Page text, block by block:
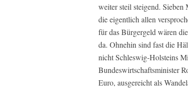
weiter steil steigend.
die eigentlich allen
für das Bürgergeld wären
da. Ohnehin sind fast die
nicht Schleswig-Holsteins
Bundeswirtschaftsminister
Euro, ausgereicht als